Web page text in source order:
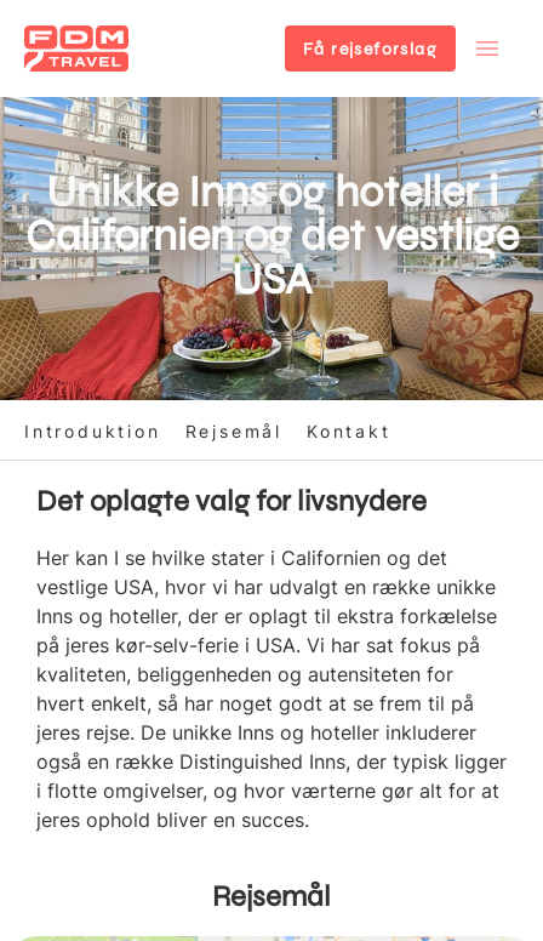
Gå
til
hovedindhold
Få rejseforslag
Unikke Inns og hoteller i
Californien og det vestlige
USA
Introduktion Rejsemål Kontakt
Det oplagte valg for livsnydere
Her kan I se hvilke stater i Californien og det
vestlige USA, hvor vi har udvalgt en række unikke
Inns og hoteller, der er oplagt til ekstra forkælelse
på jeres kør-selv-ferie i USA. Vi har sat fokus på
kvaliteten, beliggenheden og autensiteten for
hvert enkelt, så har noget godt at se frem til på
jeres rejse. De unikke Inns og hoteller inkluderer
også en række Distinguished Inns, der typisk ligger
i flotte omgivelser, og hvor værterne gør alt for at
jeres ophold bliver en succes.
Rejsemål